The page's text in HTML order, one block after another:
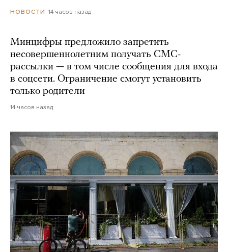
НОВОСТИ 14 часов назад
Минцифры предложило запретить
несовершеннолетним получать СМС-
рассылки — в том числе сообщения для входа
в соцсети. Ограничение смогут установить
только родители
14 часов назад